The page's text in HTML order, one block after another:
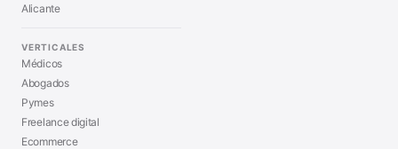
Alicante
VERTICALES
Médicos
Abogados
Pymes
Freelance digital
Ecommerce